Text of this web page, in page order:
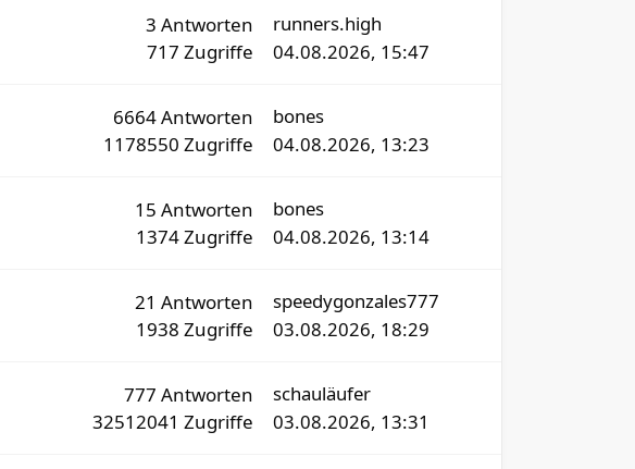
3Antworten
717Zugriffe
runners.high
04.08.2026, 15:47
6664Antworten
1178550Zugriffe
bones
04.08.2026, 13:23
15Antworten
1374Zugriffe
bones
04.08.2026, 13:14
21Antworten
1938Zugriffe
speedygonzales777
03.08.2026, 18:29
777Antworten
32512041Zugriffe
schauläufer
03.08.2026, 13:31